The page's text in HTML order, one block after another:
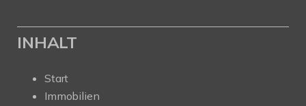
INHALT
Start
Immobilien